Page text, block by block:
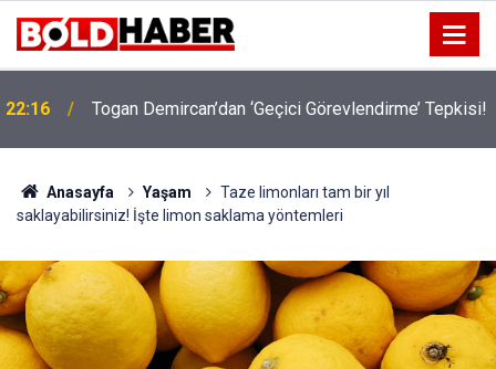
19:32 Sıcak Havalarda Ödem Şikayetini Hafife Almayın!
Anasayfa Yaşam
Taze limonları tam bir yıl
saklayabilirsiniz! İşte limon saklama yöntemleri